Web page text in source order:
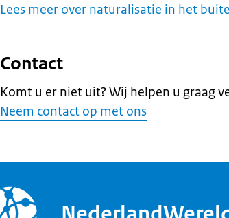
Lees meer over naturalisatie in het
Contact
Komt u er niet uit? Wij helpen u graag
Neem contact op met ons